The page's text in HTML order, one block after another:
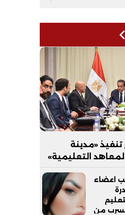
تنفيذ «مدينة
التعليمية»
اعضاء
من